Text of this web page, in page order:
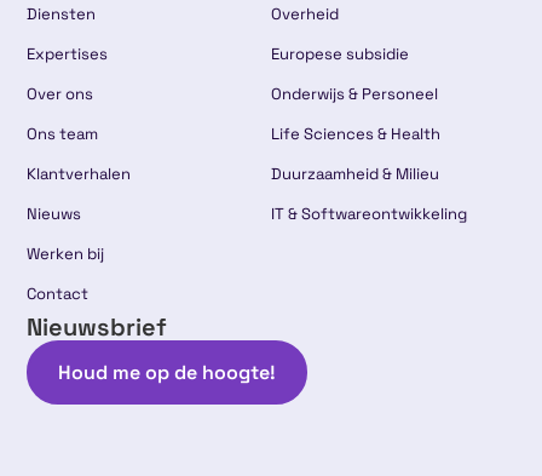
Diensten
Expertises
Over ons
Ons team
Klantverhalen
Nieuws
Werken bij
Contact
Overheid
Europese subsidie
Onderwijs & Personeel
Life Sciences & Health
Duurzaamheid & Milieu
IT & Softwareontwikkeling
Nieuwsbrief
Houd me op de hoogte!